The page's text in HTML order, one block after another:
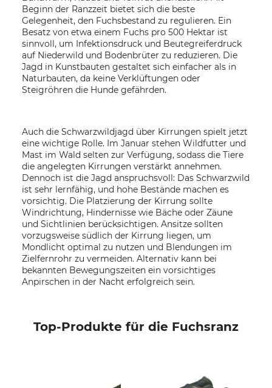
Beginn der Ranzzeit bietet sich die beste
Gelegenheit, den Fuchsbestand zu regulieren. Ein
Besatz von etwa einem Fuchs pro 500 Hektar ist
sinnvoll, um Infektionsdruck und Beutegreiferdruck
auf Niederwild und Bodenbrüter zu reduzieren. Die
Jagd in Kunstbauten gestaltet sich einfacher als in
Naturbauten, da keine Verklüftungen oder
Steigröhren die Hunde gefährden.
Auch die Schwarzwildjagd über Kirrungen spielt jetzt
eine wichtige Rolle. Im Januar stehen Wildfutter und
Mast im Wald selten zur Verfügung, sodass die Tiere
die angelegten Kirrungen verstärkt annehmen.
Dennoch ist die Jagd anspruchsvoll: Das Schwarzwild
ist sehr lernfähig, und hohe Bestände machen es
vorsichtig. Die Platzierung der Kirrung sollte
Windrichtung, Hindernisse wie Bäche oder Zäune
und Sichtlinien berücksichtigen. Ansitze sollten
vorzugsweise südlich der Kirrung liegen, um
Mondlicht optimal zu nutzen und Blendungen im
Zielfernrohr zu vermeiden. Alternativ kann bei
bekannten Bewegungszeiten ein vorsichtiges
Anpirschen in der Nacht erfolgreich sein.
Top-Produkte für die Fuchsranz